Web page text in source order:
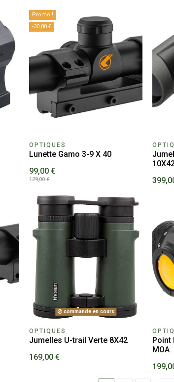
Promo !
-30,00 €
OPTIQUES
Lunette Gamo 3-9 X 40
99,00 €
129,00 €
commande en cours
OPTIQUES
Jumelles U-trail Verte 8X42
169,00 €
Point
MOA